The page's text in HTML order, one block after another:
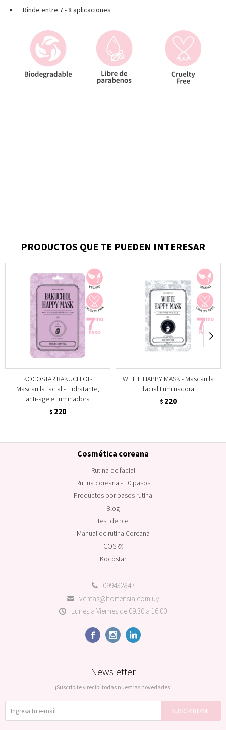
Rinde entre 7 - 8 aplicaciones
PRODUCTOS QUE TE PUEDEN INTERESAR
KOCOSTAR BAKUCHIOL-
Mascarilla facial - Hidratante,
anti-age e iluminadora
$ 220
WHITE HAPPY MASK - Mascarilla
facial Iluminadora
$ 220
099432847
ventas@hortensia.com.uy
Lunes a Viernes de 09:30 a 16:00
  
Cosmética coreana
Rutina de facial
Rutina coreana - 10 pasos
Productos por pasos rutina
Blog
Test de piel
Manual de rutina Coreana
COSRX
Kocostar
Newsletter
¡Suscribite y recibí todas nuestras novedades!
SUSCRIBIRME